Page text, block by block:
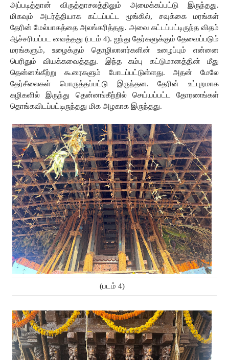
அப்படித்தான்
விருத்தாசலத்திலும் அமைக்கப்பட்டு
இருந்தது.
மிகவும்
அடர்த்தியாக கட்டப்பட்ட மூங்கில், சவுக்கை
மரங்கள்
தேரின் மேல்பாகத்தை அலங்கரித்தது. அவை கட்டப்பட்டிருந்த விதம்
ஆச்சரியப்பட வைத்தது (படம் 4). ஐந்து தேர்களுக்கும் தேவைப்படும்
மரங்களும், உழைக்கும் தொழிலாளர்களின் உழைப்பும் என்னை
பெரிதும் வியக்கவைத்தது. இந்த
கம்பு கட்டுமானத்தின்
மீது
தென்னங்கீற்று கூரைகளும்
போடப்பட்டுள்ளது. அதன்
மேலே
தேர்சீலைகள் பொருத்தப்பட்டு
இருந்தன. தேரின்
உட்புறமாக
கழிகளில்
இருந்து தென்னங்கீற்றில் செய்யப்பட்ட
தோரணங்கள்
தொங்கவிடப்பட்டிருந்தது மிக அழகாக இருந்தது.
(படம் 4)